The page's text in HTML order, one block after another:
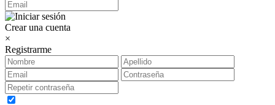
Crear una cuenta
×
Registrarme